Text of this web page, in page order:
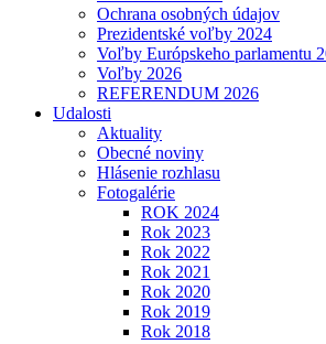
Ochrana osobných údajov
Prezidentské voľby 2024
Voľby Európskeho parlamentu
Voľby 2026
REFERENDUM 2026
Udalosti
Aktuality
Obecné noviny
Hlásenie rozhlasu
Fotogalérie
ROK 2024
Rok 2023
Rok 2022
Rok 2021
Rok 2020
Rok 2019
Rok 2018